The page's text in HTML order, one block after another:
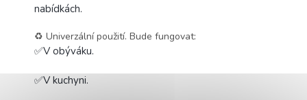
nabídkách.
♻️ Univerzální použití. Bude fungovat:
✅V obýváku.
✅V kuchyni.